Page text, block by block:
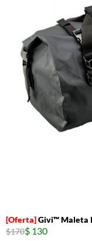
Givi™ Maleta
$170$ 130